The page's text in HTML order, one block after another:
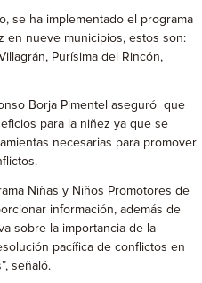
se ha implementado el programa
en nueve municipios, estos son:
Purísima del Rincón,
Borja Pimentel aseguró que
para la niñez ya que se
necesarias para promover
Niñas y Niños Promotores de
información, además de
sobre la importancia de la
pacífica de conflictos en
señaló.